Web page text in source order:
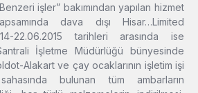
işler” bakımından yapılan hizmet
dava dışı Hisar…Limited
22.06.2015 tarihleri arasında ise
İşletme Müdürlüğü bünyesinde
Alakart ve çay ocaklarının işletim işi
bulunan tüm ambarların